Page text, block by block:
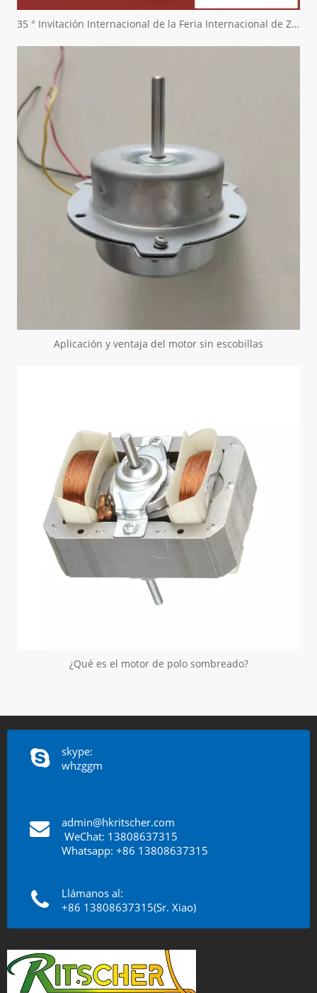
35 ° Invitación Internacional de la Feria Internacional de Zuchex Home & Kitchenwares - Ritscher International Limited
Aplicación y ventaja del motor sin escobillas
¿Qué es el motor de polo sombreado?
skype:
whzggm
admin@hkritscher.com
WeChat: 13808637315
Whatsapp: +86 13808637315
Llámanos al:
+86 13808637315(Sr. Xiao)